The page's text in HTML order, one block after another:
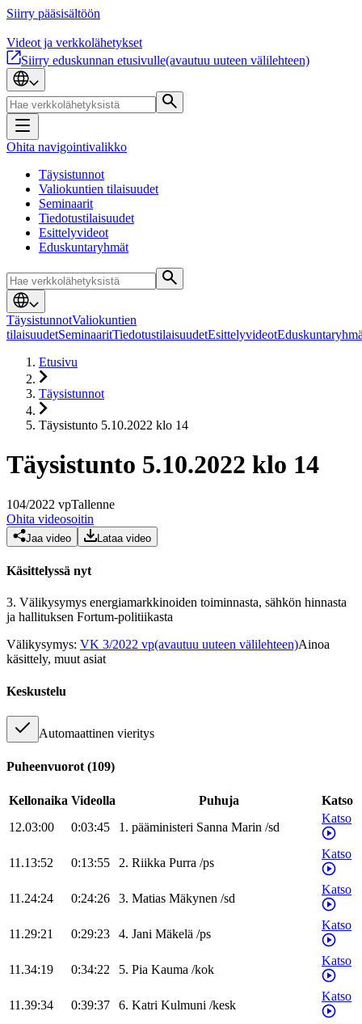
Siirry pääsisältöön
Videot ja verkkolähetykset
Siirry eduskunnan etusivulle(avautuu uuteen välilehteen)
Ohita navigointivalikko
Täysistunnot
Valiokuntien tilaisuudet
Seminaarit
Tiedotustilaisuudet
Esittelyvideot
Eduskuntaryhmät
TäysistunnotValiokuntien
tilaisuudetSeminaaritTiedotustilaisuudetEsittelyvideot
Etusivu
Täysistunnot
Täysistunto 5.10.2022 klo 14
Täysistunto 5.10.2022 klo 14
104/2022 vpTallenne
Ohita videosoitin
Jaa video Lataa video
Käsittelyssä nyt
3. Välikysymys energiamarkkinoiden toiminnasta, sähkön hinnasta
ja hallituksen Fortum-politiikasta
Välikysymys: VK 3/2022 vp(avautuu uuteen välilehteen)Ainoa
käsittely, muut asiat
Keskustelu
Automaattinen vieritys
Puheenvuorot (109)
Kellonaika Videolla Puhuja
Katso
12.03:00
0:03:45 1. pääministeri Sanna Marin /sd
Katso
11.13:52 0:13:55 2. Riikka Purra /ps
Katso
11.24:24 0:24:26 3. Matias Mäkynen /sd
Katso
11.29:21 0:29:23 4. Jani Mäkelä /ps
Katso
11.34:19 0:34:22 5. Pia Kauma /kok
Katso
11.39:34 0:39:37 6. Katri Kulmuni /kesk
Katso